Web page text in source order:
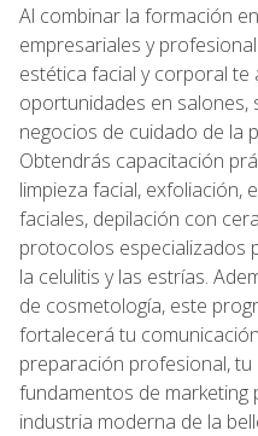
Al combinar la formación
empresariales y
estética facial y corporal
oportunidades en salones,
negocios de cuidado de la
Obtendrás capacitación
limpieza facial, exfoliación,
faciales, depilación con
protocolos especializados
la celulitis y las estrías.
de cosmetología, este
fortalecerá tu
preparación profesional, tu
fundamentos de marketing
industria moderna de la